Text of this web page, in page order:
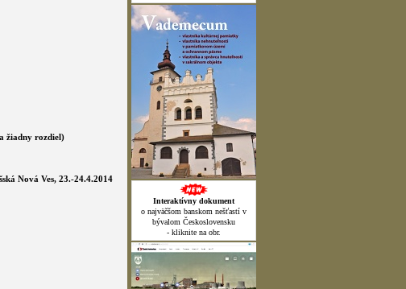
Interaktívny dokument
o najväčšom banskom nešťastí v
bývalom Československu
- kliknite na obr.
žiadny rozdiel)
Nová Ves, 23.-24.4.2014